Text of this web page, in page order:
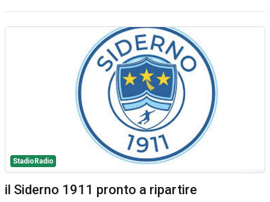
StadioRadio
il Siderno 1911 pronto a ripartire